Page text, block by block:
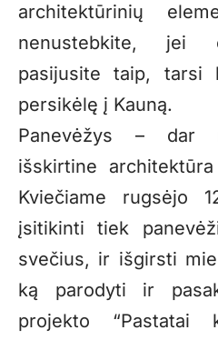
architektūrinių
nenustebkite, jei
pasijusite taip, tarsi
persikėlę į Kauną.
Panevėžys – dar
išskirtine
Kviečiame rugsėjo
įsitikinti tiek
svečius, ir išgirsti
ką parodyti ir
projekto “Pastatai